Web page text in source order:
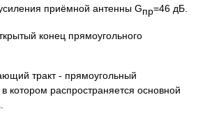
приёмной антенны Gпр=46 дБ.
конец прямоугольного
тракт - прямоугольный
котором распространяется основной
.